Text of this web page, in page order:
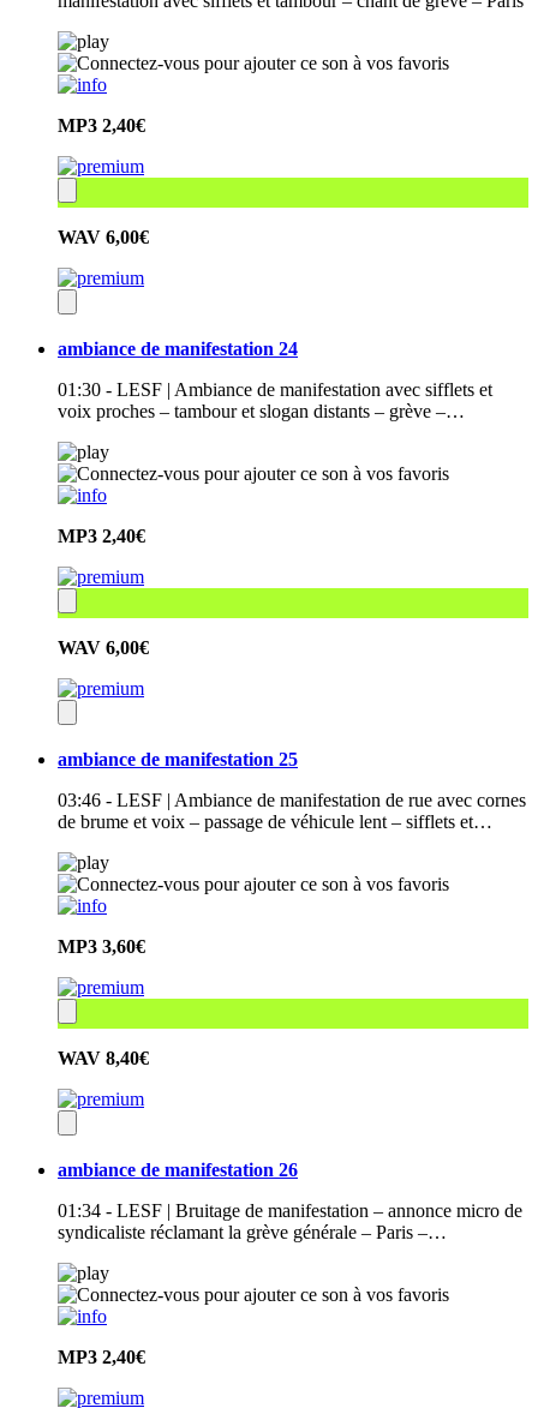
MP3 2,40€
WAV 6,00€
ambiance de manifestation 24
01:30 - LESF | Ambiance de manifestation avec sifflets et
voix proches – tambour et slogan distants – grève –…
MP3 2,40€
WAV 6,00€
ambiance de manifestation 25
03:46 - LESF | Ambiance de manifestation de rue avec cornes
de brume et voix – passage de véhicule lent – sifflets et…
MP3 3,60€
WAV 8,40€
ambiance de manifestation 26
01:34 - LESF | Bruitage de manifestation – annonce micro de
syndicaliste réclamant la grève générale – Paris –…
MP3 2,40€